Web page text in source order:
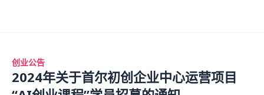
创业公告
2024年关于首尔初创企业中心运营项目